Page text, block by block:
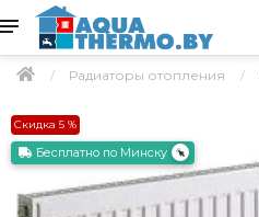
Радиаторы отопления
Скидка 5 %
Бесплатно по Минску